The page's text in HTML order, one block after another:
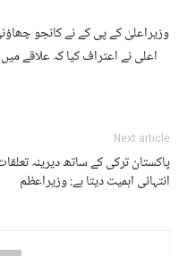
وزیراعلیٰ کے پی کے نے کانجو
اعلی نے اعتراف کیا کہ علاقے
Next article
پاکستان ترکی کے ساتھ دیرینہ
انتہائی اہمیت دیتا ہے: وزیراعظم